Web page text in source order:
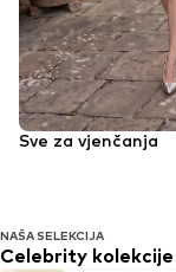
Sve za vjenčanja
NAŠA SELEKCIJA
Celebrity kolekcije